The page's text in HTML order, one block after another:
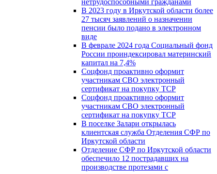
В 2023 году в Иркутской области более
27 тысяч заявлений о назначении
пенсии было подано в электронном
виде
В феврале 2024 года Социальный фонд
России проиндексировал материнский
капитал на 7,4%
Соцфонд проактивно оформит
участникам СВО электронный
сертификат на покупку ТСР
Соцфонд проактивно оформит
участникам СВО электронный
сертификат на покупку ТСР
В поселке Залари открылась
клиентская служба Отделения СФР по
Иркутской области
Отделение СФР по Иркутской области
обеспечило 12 пострадавших на
производстве протезами с